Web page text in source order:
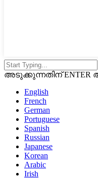
അടുക്കുന്നതിന്
English
French
German
Portuguese
Spanish
Russian
Japanese
Korean
Arabic
Irish